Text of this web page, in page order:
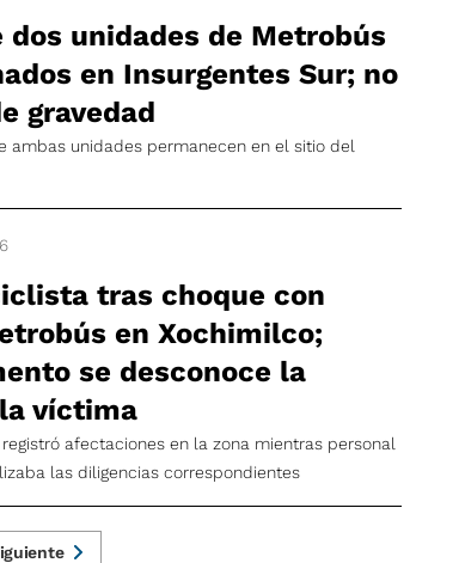
dos unidades de Metrobús
en Insurgentes Sur; no
gravedad
ambas unidades permanecen en el sitio del
tras choque con
en Xochimilco;
se desconoce la
víctima
afectaciones en la zona mientras personal
las diligencias correspondientes